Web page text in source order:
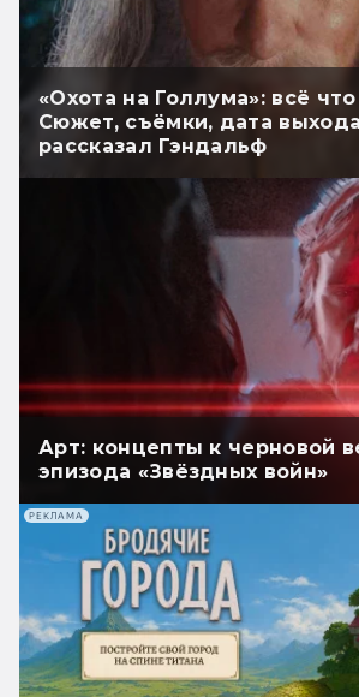
«Охота на Голлума»: всё
Сюжет, съёмки, дата
рассказал Гэндальф
Арт: концепты к черновой
эпизода «Звёздных войн»
РЕКЛАМА